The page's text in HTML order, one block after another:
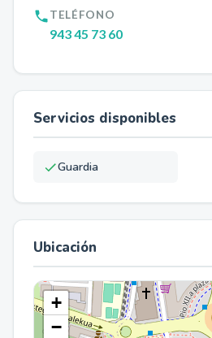
TELÉFONO
943 45 73 60
Servicios disponibles
Guardia
Ubicación
+
−